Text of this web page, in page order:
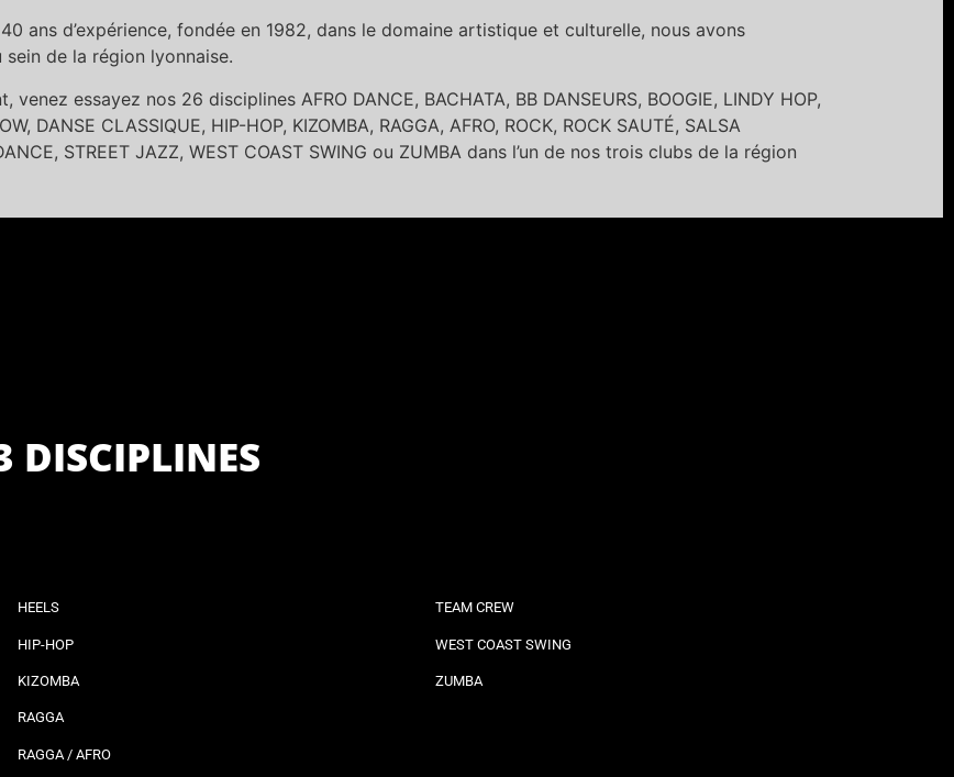
ans d’expérience, fondée en 1982, dans le domaine artistique et culturelle, nous avons
de la région lyonnaise.
essayez nos 26 disciplines AFRO DANCE, BACHATA, BB DANSEURS, BOOGIE, LINDY HOP,
DANSE CLASSIQUE, HIP-HOP, KIZOMBA, RAGGA, AFRO, ROCK, ROCK SAUTÉ, SALSA
STREET JAZZ, WEST COAST SWING ou ZUMBA dans l’un de nos trois clubs de la région
DISCIPLINES
HEELS
HIP-HOP
KIZOMBA
RAGGA
RAGGA / AFRO
TEAM CREW
WEST COAST SWING
ZUMBA